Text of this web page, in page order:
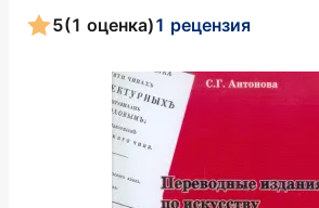
5(1 оценка)1 рецензия